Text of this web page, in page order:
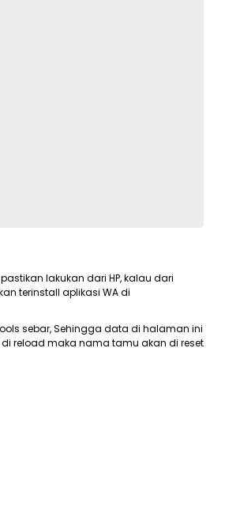
lakukan dari HP, kalau dari
terinstall aplikasi WA di
sebar, Sehingga data di halaman ini
di reload maka nama tamu akan di reset